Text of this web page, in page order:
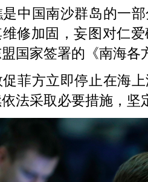
中国南沙群岛的一
修加固，妄图对仁
国家签署的《南海
促菲方立即停止在海
法采取必要措施，